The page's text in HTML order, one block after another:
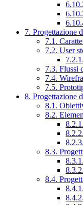
7. Progettazione
7.1.
7.2. User
7.3. Flussi
7.4.
7.5.
8. Progettazione
8.1.
8.2.
8.3.
8.4.